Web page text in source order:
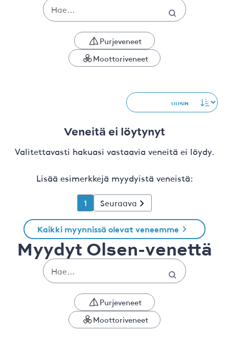
Purjeveneet
Moottoriveneet
Veneitä ei löytynyt
Valitettavasti hakuasi vastaavia veneitä ei löydy.
Lisää esimerkkejä myydyistä veneistä:
1 Seuraava
Kaikki myynnissä olevat veneemme
Myydyt Olsen-venettä
Purjeveneet
Moottoriveneet